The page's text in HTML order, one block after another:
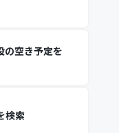
の空き予定を
検索